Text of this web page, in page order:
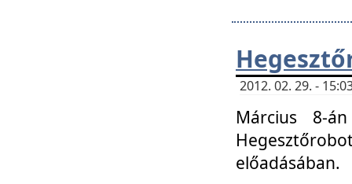
2012. 02. 29. -
Március 8-
előadásában.